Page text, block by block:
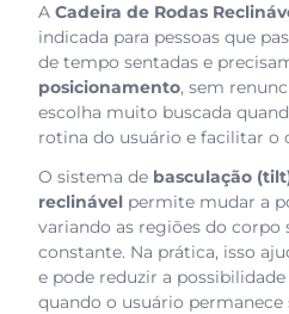
A Cadeira de Rodas
indicada para pessoas que
de tempo sentadas e
posicionamento, sem
escolha muito buscada
rotina do usuário e facilitar o
O sistema de basculação
reclinável permite mudar a
variando as regiões do corpo
constante. Na prática, isso
e pode reduzir a
quando o usuário